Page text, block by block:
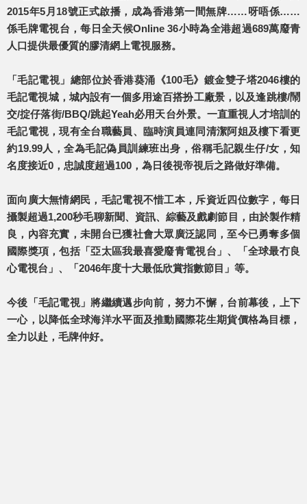
2015年5月18號正式啟播，成為香港第一間無牌……呀唔係……
係毛牌電視台，每日全天候Online 36小時為全港超過689萬廢青
人口提供最優質的膠清網上電視服務。
「毛記電視」總部位於香港葵涌《100毛》鍍金雙子塔2046樓的
毛記電視城，城內設有一個多用途百搭扮工廠景，以及逢跳樓/鬧
交/掟仔落街/BBQ/跳起Yeah必用天台外景。一直重視人才培訓的
毛記電視，現有全台職藝員、臨時演員連同清潔阿姐及樓下看更
約19.99人，全為毛記偽員訓練班出身，俗稱毛記親生仔/女，知
名度接近0，忠誠度超過100，為日後視帝視后之路做好準備。
面向廣大無情網民，毛記電視不惜工本，斥資近四位數字，每日
攝製超過1,200秒毛聊新聞、資訊、綜藝及戲劇節目，由於製作精
良，內容充實，未開台已獲社會大眾廣泛認同，至今已勇奪多個
國際獎項，包括「亞太區我最喜愛廢青電視台」、「全球最冇良
心電視台」、「2046年度十大最低欣賞指數節目」等。
今後「毛記電視」將繼續邁步向前，努力不懈，台前幕後，上下
一心，以降低全球海洋水平面及推動國際花生期貨價格為目標，
全力以赴，毛牌仲好。